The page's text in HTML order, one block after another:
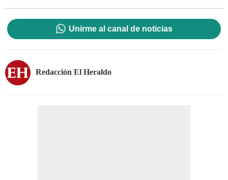
Unirme al canal de noticias
Redacción El Heraldo